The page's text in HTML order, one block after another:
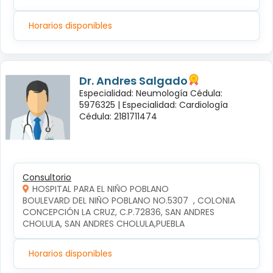
Horarios disponibles
Dr. Andres Salgado
Especialidad: Neumología Cédula:
5976325 | Especialidad: Cardiología
Cédula: 2181711474
Consultorio
HOSPITAL PARA EL NIÑO POBLANO
BOULEVARD DEL NIÑO POBLANO NO.5307  , COLONIA
CONCEPCIÓN LA CRUZ, C.P.72836, SAN ANDRES
CHOLULA, SAN ANDRES CHOLULA,PUEBLA
Horarios disponibles